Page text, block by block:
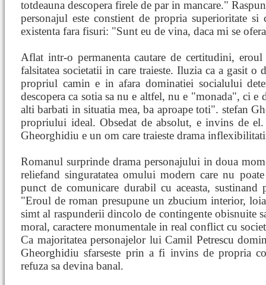
totdeauna descopera firele de par in mancare."
personajul este constient de propria superioritate si
existenta fara fisuri: "Sunt eu de vina, daca mi se
Aflat intr-o permanenta cautare de certitudini,
falsitatea societatii in care traieste. Iluzia ca a gasit o
propriul camin e in afara dominatiei socialului
descopera ca sotia sa nu e altfel, nu e "monada", ci e
alti barbati in situatia mea, ba aproape toti". stefan
propriului ideal. Obsedat de absolut, e invins de
Gheorghidiu e un om care traieste drama
Romanul surprinde drama personajului in doua
reliefand singuratatea omului modern care nu
punct de comunicare durabil cu aceasta,
"Eroul de roman presupune un zbucium interior,
simt al raspunderii dincolo de contingente obisnuite
moral, caractere monumentale in real conflict cu
Ca majoritatea personajelor lui Camil Petrescu
Gheorghidiu sfarseste prin a fi invins de propria
refuza sa devina banal.